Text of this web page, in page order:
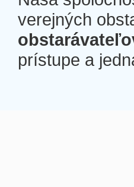
verejných
prístupe a